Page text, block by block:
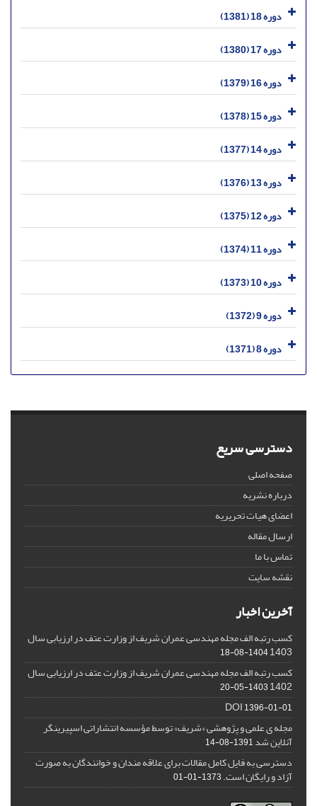
دوره 18 (1381)
دوره 17 (1380)
دوره 16 (1379)
دوره 15 (1378)
دوره 14 (1377)
دوره 13 (1376)
دوره 12 (1375)
دوره 11 (1374)
دوره 10 (1373)
دوره 9 (1372)
دوره 8 (1371)
دسترسی سریع
صفحه اصلی
درباره نشریه
اعضای هیات تحریریه
ارسال مقاله
تماس با ما
نقشه سایت
آخرین اخبار
کسب رتبه الف مجله مهندسی عمران شریف از وزارت عتف در ارزیابی سال
1403
1404-08-18
کسب رتبه الف مجله مهندسی عمران شریف از وزارت عتف در ارزیابی سال
1402
1403-05-20
DOI1396-01-01
مجله ی علمی و پژوهشی «شریف» توسط مؤسسه انتشاراتی اسپیرینگر
آنلاین شد1391-08-14
دسترسی به فایل کامل مقالات برای علاقه مندان و خوانندگان به صورت
آزاد و رایگان است.1373-01-01